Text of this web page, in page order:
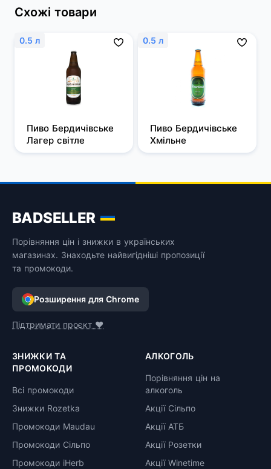
Схожі товари
0.5 л
Пиво Бердичівське
Лагер світле
0.5 л
Пиво Бердичівське
Хмільне
BADSELLER
Порівняння цін і знижки в українських
магазинах. Знаходьте найвигідніші пропозиції
та промокоди.
Розширення для Chrome
Підтримати проєкт ❤️
ЗНИЖКИ ТА
ПРОМОКОДИ
Всі промокоди
Знижки Rozetka
Промокоди Maudau
Промокоди Сільпо
Промокоди iHerb
АЛКОГОЛЬ
Порівняння цін на
алкоголь
Акції Сільпо
Акції АТБ
Акції Розетки
Акції Winetime